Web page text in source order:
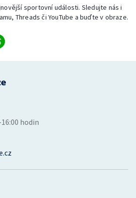
sportovní události. Sledujte nás i
Threads či YouTube a buďte v obraze.
hodin